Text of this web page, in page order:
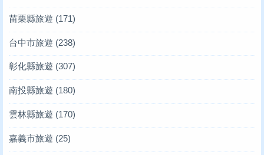
苗栗縣旅遊 (171)
台中市旅遊 (238)
彰化縣旅遊 (307)
南投縣旅遊 (180)
雲林縣旅遊 (170)
嘉義市旅遊 (25)